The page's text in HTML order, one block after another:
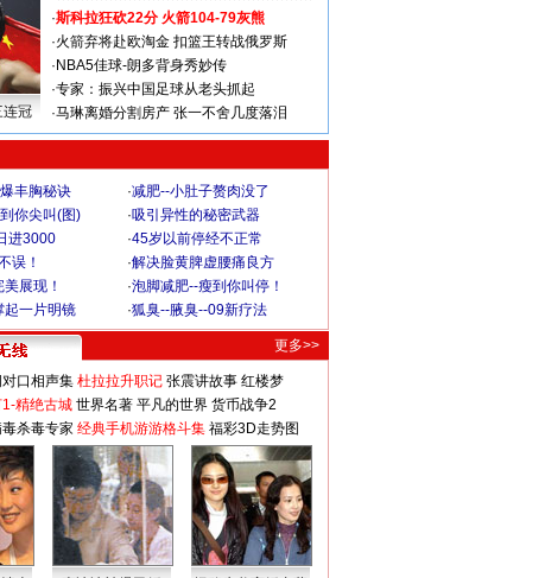
连冠
·斯科拉狂砍22分 火箭104-79灰熊
·火箭弃将赴欧淘金 扣篮王转战俄罗斯
· NBA5佳球-朗多背身秀妙传
·专家：振兴中国足球从老头抓起
·马琳离婚分割房产 张一不舍几度落泪
丰胸秘诀 ·减肥--小肚子赘肉没了
你尖叫(图) ·吸引异性的秘密武器
进3000 ·45岁以前停经不正常
误！ ·解决脸黄脾虚腰痛良方
展现！ ·泡脚减肥--瘦到你叫停！
起一片明镜 ·狐臭--腋臭--09新疗法
更多>>
口相声集 杜拉拉升职记 张震讲故事 红楼梦
1-精绝古城 世界名著 平凡的世界 货币战争2
杀毒专家 经典手机游游格斗集 福彩3D走势图